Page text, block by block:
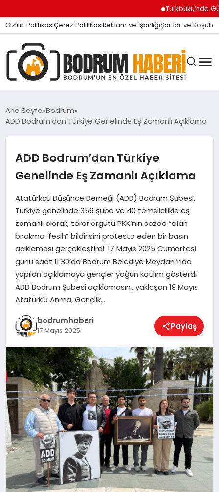
Türkbükü’nde
Gizlilik PolitikasıÇerez PolitikasıReklam ve İşbirliğiŞartlar ve Koşullar
BODRUM BODRUM
SIYASET
MAGAZIN
KÖŞE YAZILARI
YAŞAM
SPOR
MUĞLA
☰
Ana Sayfa Bodrum
ADD Bodrum’dan Türkiye Genelinde Eş Zamanlı Açıklama
ADD Bodrum’dan Türkiye
Genelinde Eş Zamanlı Açıklama
Atatürkçü Düşünce Derneği (ADD) Bodrum Şubesi,
Türkiye genelinde 359 şube ve 40 temsilcilikle eş
zamanlı olarak, terör örgütü PKK’nın sözde “silah
bırakma-fesih” bildirisini protesto eden bir basın
açıklaması gerçekleştirdi. 17 Mayıs 2025 Cumartesi
günü saat 11.30’da Bodrum Belediye Meydanı’nda
yapılan açıklamaya gençler yoğun katılım gösterdi.
ADD Bodrum Şubesi açıklamasını, yaklaşan 19 Mayıs
Atatürk’ü Anma, Gençlik…
bodrumhaberi
17 Mayıs 2025 Paylaş